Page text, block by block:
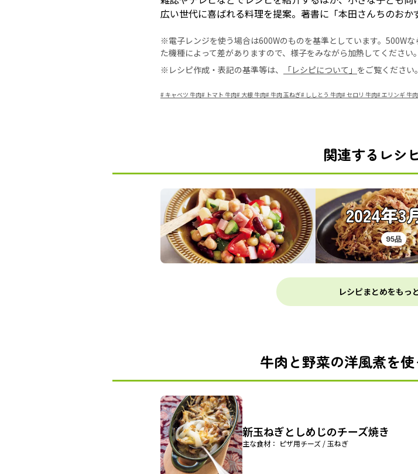
広い世代に喜ばれる料理を提案。著書に「本田さんちのおか
※電子レンジを使う場合は600Wのものを基準としています。500W
た機種によって差がありますので、様子をみながら加熱してください。
※レシピ作成・表記の基準等は、
「レシピについて」 をご覧ください。
# キャベツ 牛肉# トマト 牛肉# 大根 牛肉#牛肉 玉ねぎ# ししとう 牛肉#セロリ 牛肉#エリンギ 牛肉
関連するレシ
2024年3
95品
レシピまとめをもっ
牛肉と野菜の洋風煮を
新玉ねぎとしめじのチーズ焼き
主な食材： ピザ用チーズ / 玉ねぎ